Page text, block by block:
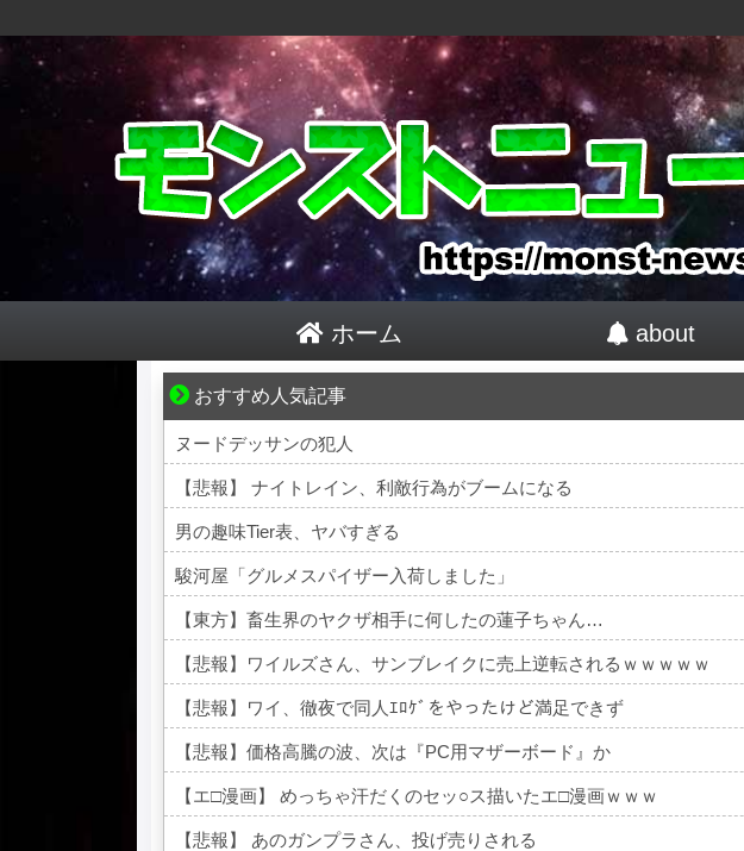
ホーム about
おすすめ人気記事
ブブ家のドタバタが、今日も愛おしい！
ヌードデッサンの犯人
【悲報】 ナイトレイン、利敵行為がブームになる
男の趣味Tier表、ヤバすぎる
駿河屋「グルメスパイザー入荷しました」
【東方】畜生界のヤクザ相手に何したの蓮子ちゃん…
【悲報】ワイルズさん、サンブレイクに売上逆転されるｗｗｗｗｗ
【悲報】ワイ、徹夜で同人ｴﾛｹﾞをやったけど満足できず
【悲報】価格高騰の波、次は『PC用マザーボード』か
【エ□漫画】 めっちゃ汗だくのセッ○ス描いたエ□漫画ｗｗｗ
【悲報】 あのガンプラさん、投げ売りされる